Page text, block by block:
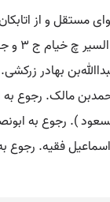
بهادر
مالک. رجوع به
). رجوع به
فقیه. رجوع